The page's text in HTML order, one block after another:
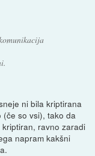
ni bila kriptirana
so vsi), tako da
ravno zaradi
napram kakšni